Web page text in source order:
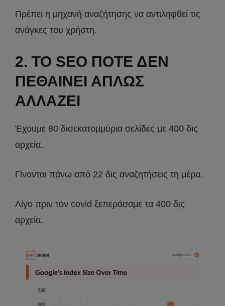
Πρέπει η μηχανή αναζήτησης να αντιληφθεί τις
ανάγκες του χρήστη.
2. ΤΟ SEO ΠΟΤΕ ΔΕΝ
ΠΕΘΑΙΝΕΙ ΑΠΛΩΣ
ΑΛΛΑΖΕΙ
Έχουμε 80 δισεκατομμύρια σελίδες με 400 δις
αρχεία.
Γίνονται πάνω από 22 δις αναζητήσεις τη μέρα.
Λίγο πριν τον covid ξεπεράσαμε τα 400 δις
αρχεία.